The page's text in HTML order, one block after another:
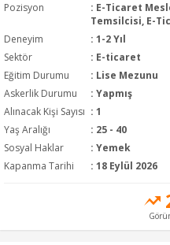
Pozisyon
: E-Ticaret
Temsilcisi, E-
Deneyim
: 1-2 Yıl
Sektör
: E-ticaret
Eğitim Durumu
: Lise Mezunu
Askerlik Durumu
: Yapmış
Alınacak Kişi Sayısı : 1
Yaş Aralığı
: 25 - 40
Sosyal Haklar
: Yemek
Kapanma Tarihi
: 18 Eylül 2026